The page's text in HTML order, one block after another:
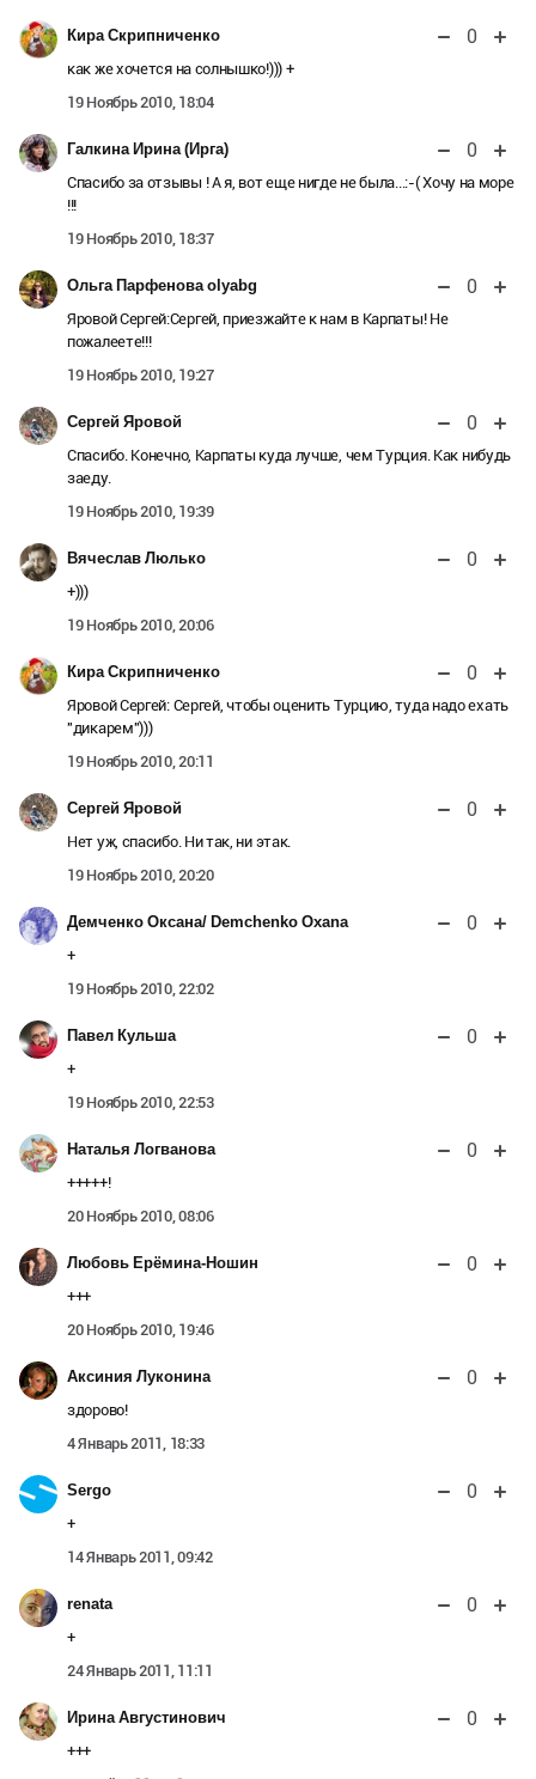
Кира Скрипниченко 0
как же хочется на солнышко!))) +
19 Ноябрь 2010, 18:04
Галкина Ирина (Ирга) 0
Спасибо за отзывы ! А я, вот еще нигде не была...:-( Хочу на море
!!!
19 Ноябрь 2010, 18:37
Ольга Парфенова olyabg 0
Яровой Сергей:Сергей, приезжайте к нам в Карпаты! Не
пожалеете!!!
19 Ноябрь 2010, 19:27
Сергей Яровой 0
Спасибо. Конечно, Карпаты куда лучше, чем Турция. Как нибудь
заеду.
19 Ноябрь 2010, 19:39
Вячеслав Люлько 0
+)))
19 Ноябрь 2010, 20:06
Кира Скрипниченко 0
Яровой Сергей: Сергей, чтобы оценить Турцию, туда надо ехать
"дикарем")))
19 Ноябрь 2010, 20:11
Сергей Яровой 0
Нет уж, спасибо. Ни так, ни этак.
19 Ноябрь 2010, 20:20
Демченко Оксана/ Demchenko Oxana 0
+
19 Ноябрь 2010, 22:02
Павел Кульша 0
+
19 Ноябрь 2010, 22:53
Наталья Логванова 0
+++++!
20 Ноябрь 2010, 08:06
Любовь Ерёмина-Ношин 0
+++
20 Ноябрь 2010, 19:46
Аксиния Луконина 0
здорово!
4 Январь 2011, 18:33
Sergo 0
+
14 Январь 2011, 09:42
renata 0
+
24 Январь 2011, 11:11
Ирина Августинович 0
+++